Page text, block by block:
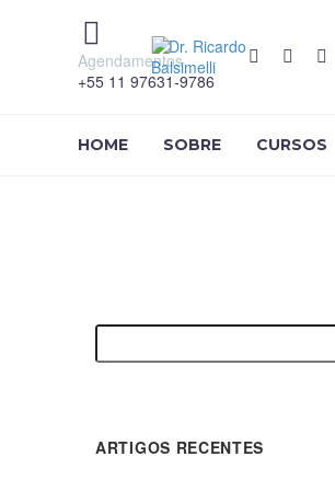


Agendamentos
+55 11 97631-9786
HOME SOBRE CURSOS
ARTIGOS RECENTES